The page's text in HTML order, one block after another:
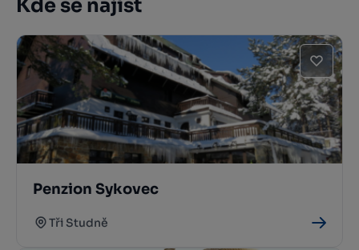
Kde se najíst
Penzion Sykovec
Tři Studně